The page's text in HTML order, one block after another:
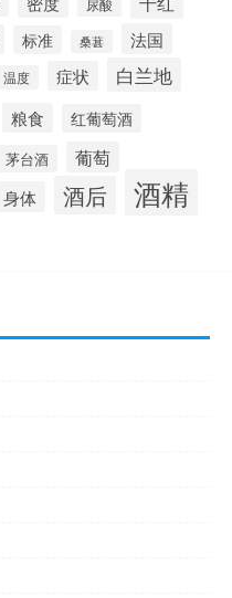
尿酸
标准 桑葚 法国
温度 症状 白兰地
粮食 红葡萄酒
茅台酒 葡萄
身体 酒后 酒精